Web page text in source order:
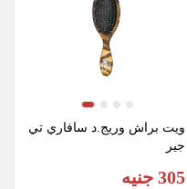
ويت براش وريج.د سافاري تي
جير
305 جنيه